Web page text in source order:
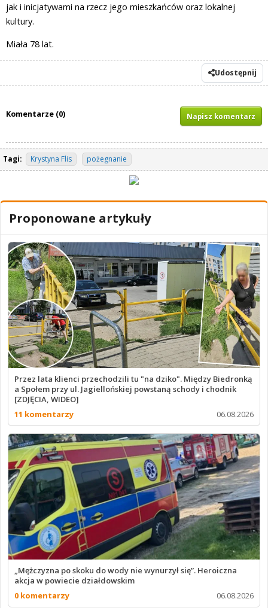
jak i inicjatywami na rzecz jego mieszkańców oraz lokalnej
kultury.
Miała 78 lat.
Udostępnij
Komentarze (0) Napisz komentarz
Tagi: Krystyna Flis pożegnanie
Proponowane artykuły
Przez lata klienci przechodzili tu "na dziko". Między Biedronką
a Społem przy ul. Jagiellońskiej powstaną schody i chodnik
[ZDJĘCIA, WIDEO]
11 komentarzy
06.08.2026
„Mężczyzna po skoku do wody nie wynurzył się”. Heroiczna
akcja w powiecie działdowskim
0 komentarzy
06.08.2026